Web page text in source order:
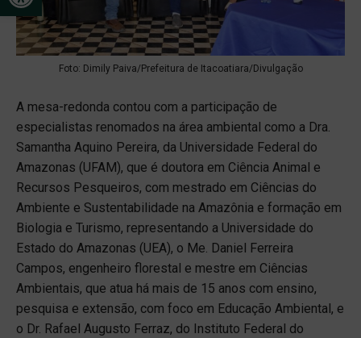
Foto: Dimily Paiva/Prefeitura de Itacoatiara/Divulgação
A mesa-redonda contou com a participação de
especialistas renomados na área ambiental como a Dra.
Samantha Aquino Pereira, da Universidade Federal do
Amazonas (UFAM), que é doutora em Ciência Animal e
Recursos Pesqueiros, com mestrado em Ciências do
Ambiente e Sustentabilidade na Amazônia e formação em
Biologia e Turismo, representando a Universidade do
Estado do Amazonas (UEA), o Me. Daniel Ferreira
Campos, engenheiro florestal e mestre em Ciências
Ambientais, que atua há mais de 15 anos com ensino,
pesquisa e extensão, com foco em Educação Ambiental, e
o Dr. Rafael Augusto Ferraz, do Instituto Federal do